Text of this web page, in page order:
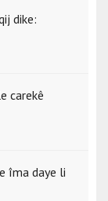
dike:
carekê
îma daye li